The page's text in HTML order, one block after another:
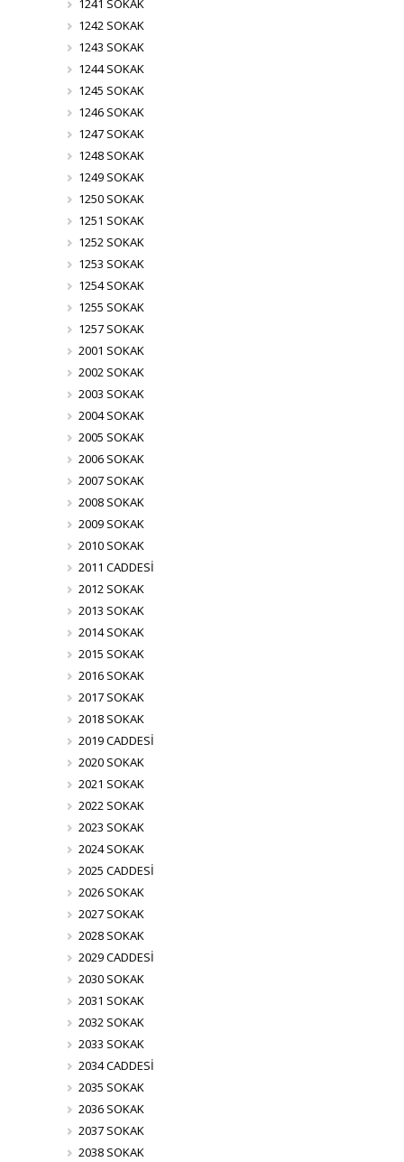
1241 SOKAK
1242 SOKAK
1243 SOKAK
1244 SOKAK
1245 SOKAK
1246 SOKAK
1247 SOKAK
1248 SOKAK
1249 SOKAK
1250 SOKAK
1251 SOKAK
1252 SOKAK
1253 SOKAK
1254 SOKAK
1255 SOKAK
1257 SOKAK
2001 SOKAK
2002 SOKAK
2003 SOKAK
2004 SOKAK
2005 SOKAK
2006 SOKAK
2007 SOKAK
2008 SOKAK
2009 SOKAK
2010 SOKAK
2011 CADDESİ
2012 SOKAK
2013 SOKAK
2014 SOKAK
2015 SOKAK
2016 SOKAK
2017 SOKAK
2018 SOKAK
2019 CADDESİ
2020 SOKAK
2021 SOKAK
2022 SOKAK
2023 SOKAK
2024 SOKAK
2025 CADDESİ
2026 SOKAK
2027 SOKAK
2028 SOKAK
2029 CADDESİ
2030 SOKAK
2031 SOKAK
2032 SOKAK
2033 SOKAK
2034 CADDESİ
2035 SOKAK
2036 SOKAK
2037 SOKAK
2038 SOKAK